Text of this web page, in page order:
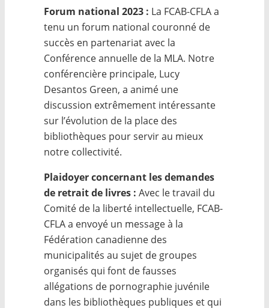
Forum national 2023 : La FCAB-CFLA a
tenu un forum national couronné de
succès en partenariat avec la
Conférence annuelle de la MLA. Notre
conférencière principale, Lucy
Desantos Green, a animé une
discussion extrêmement intéressante
sur l’évolution de la place des
bibliothèques pour servir au mieux
notre collectivité.
Plaidoyer concernant les demandes
de retrait de livres : Avec le travail du
Comité de la liberté intellectuelle, FCAB-
CFLA a envoyé un message à la
Fédération canadienne des
municipalités au sujet de groupes
organisés qui font de fausses
allégations de pornographie juvénile
dans les bibliothèques publiques et qui